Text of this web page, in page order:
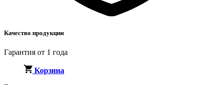
Качество продукции
Гарантия от 1 года
Корзина